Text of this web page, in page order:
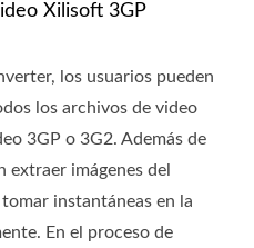
Xilisoft 3GP
los usuarios pueden
los archivos de video
3GP o 3G2. Además de
imágenes del
instantáneas en la
En el proceso de